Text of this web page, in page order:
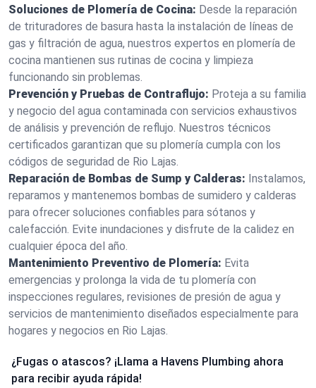
Soluciones de Plomería de Cocina: Desde la reparación
de trituradores de basura hasta la instalación de líneas de
gas y filtración de agua, nuestros expertos en plomería de
cocina mantienen sus rutinas de cocina y limpieza
funcionando sin problemas.
Prevención y Pruebas de Contraflujo: Proteja a su familia
y negocio del agua contaminada con servicios exhaustivos
de análisis y prevención de reflujo. Nuestros técnicos
certificados garantizan que su plomería cumpla con los
códigos de seguridad de Rio Lajas.
Reparación de Bombas de Sump y Calderas: Instalamos,
reparamos y mantenemos bombas de sumidero y calderas
para ofrecer soluciones confiables para sótanos y
calefacción. Evite inundaciones y disfrute de la calidez en
cualquier época del año.
Mantenimiento Preventivo de Plomería: Evita
emergencias y prolonga la vida de tu plomería con
inspecciones regulares, revisiones de presión de agua y
servicios de mantenimiento diseñados especialmente para
hogares y negocios en Rio Lajas.
¿Fugas o atascos? ¡Llama a Havens Plumbing ahora
para recibir ayuda rápida!